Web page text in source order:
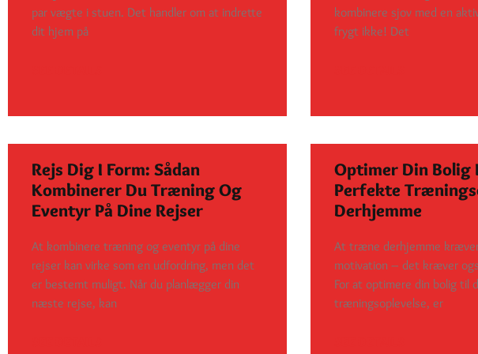
par vægte i stuen. Det handler om at indrette
dit hjem på
kombinere sjov med en
frygt ikke! Det
Rejs Dig I Form: Sådan
Kombinerer Du Træning Og
Eventyr På Dine Rejser
At kombinere træning og eventyr på dine
rejser kan virke som en udfordring, men det
er bestemt muligt. Når du planlægger din
næste rejse, kan
Optimer Din Bolig
Perfekte
Derhjemme
At træne derhjemme
motivation – det kræver
For at optimere din bolig til
træningsoplevelse, er